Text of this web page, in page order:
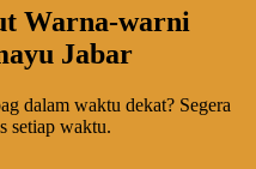
Warna-warni
Jabar
dalam waktu dekat? Segera
setiap waktu.